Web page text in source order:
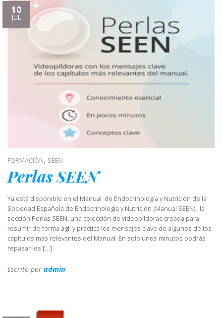
10
JUL
FORMACIÓN, SEEN
Perlas SEEN
Ya está disponible en el Manual de Endocrinología y Nutrición de la
Sociedad Española de Endocrinología y Nutrición (Manual SEEN), la
sección Perlas SEEN, una colección de videopíldoras creada para
resumir de forma ágil y práctica los mensajes clave de algunos de los
capítulos más relevantes del Manual. En solo unos minutos podrás
repasar los […]
Escrito por admin